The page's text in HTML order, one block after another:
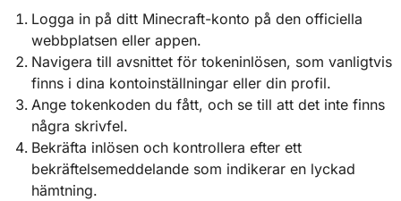
Logga in på ditt Minecraft-konto på den officiella
webbplatsen eller appen.
Navigera till avsnittet för tokeninlösen, som vanligtvis
finns i dina kontoinställningar eller din profil.
Ange tokenkoden du fått, och se till att det inte finns
några skrivfel.
Bekräfta inlösen och kontrollera efter ett
bekräftelsemeddelande som indikerar en lyckad
hämtning.